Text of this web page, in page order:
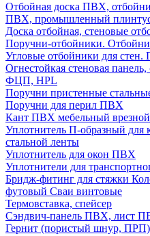
Отбойная доска ПВХ,
ПВХ, промышленный
Доска отбойная, стеновые
Поручни-отбойники.
Угловые отбойники для
Огнестойкая стеновая
ФЦП, HPL
Поручни пристенные
Поручни для перил ПВХ
Кант ПВХ мебельный врезной
Уплотнитель П-образный для
стальной ленты
Уплотнитель для окон ПВХ
Уплотнители для
Бридж-фитинг для стяжки
футовый Сваи винтовые
Термовставка, спейсер
Сэндвич-панель ПВХ, лист
Гернит (пористый шнур,